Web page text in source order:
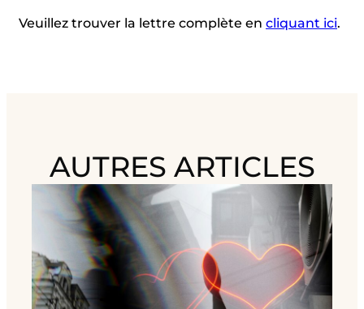
Veuillez trouver la lettre complète en cliquant ici.
AUTRES ARTICLES